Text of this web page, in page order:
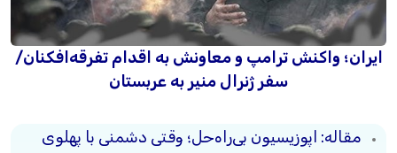
ایران؛ واکنش ترامپ و معاونش به اقدام تفرقه‌افکنان/
سفر ژنرال منیر به عربستان
مقاله: اپوزیسیون بی‌راه‌حل؛ وقتی دشمنی با پهلوی